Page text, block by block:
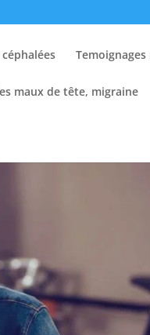
maux de tête, migraine